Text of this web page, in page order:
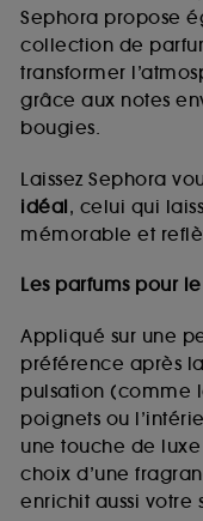
Sephora propose
collection de
transformer
grâce aux notes
bougies.
Laissez Sephora
idéal, celui qui
mémorable et
Les parfums pour
Appliqué sur une
préférence après
pulsation (comme
poignets ou
une touche de
choix d’une
enrichit aussi votre
de vous plaire
sites tiers et
des pages que
navigation, et
d’en
Cookies de
fraudes aux
usurpations
Cookies
permettant
certaines
cookies
vous faire
prolongée
compte lors de
sans saisir à